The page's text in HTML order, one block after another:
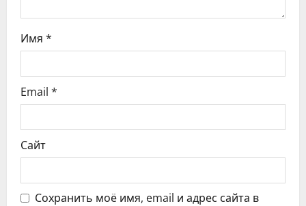
и
с
я
м
Имя *
Email *
Сайт
Сохранить моё имя, email и адрес сайта в